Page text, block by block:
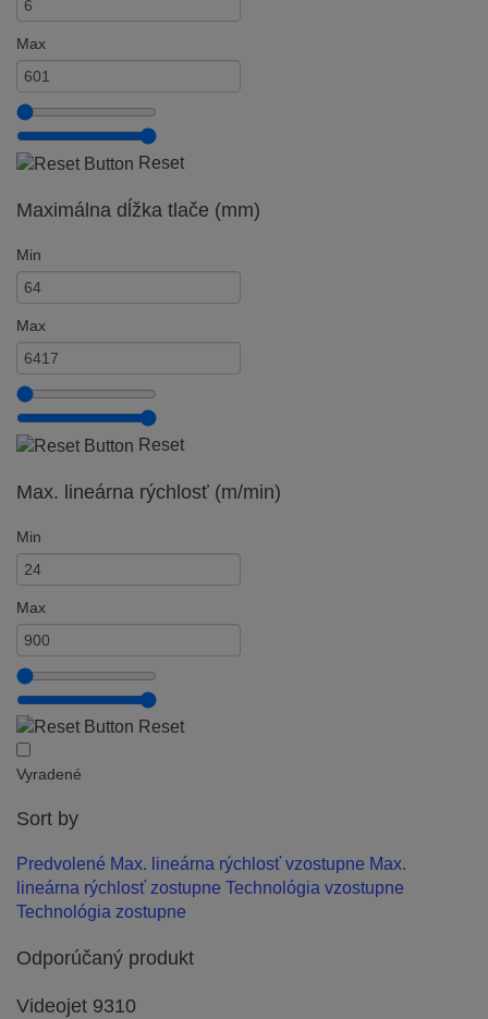
Max
Reset
Maximálna dĺžka tlače (mm)
Min
Max
Reset
Max. lineárna rýchlosť (m/min)
Min
Max
Reset
Vyradené
Sort by
Predvolené Max. lineárna rýchlosť vzostupne Max.
lineárna rýchlosť zostupne Technológia vzostupne
Technológia zostupne
Odporúčaný produkt
Videojet 9310